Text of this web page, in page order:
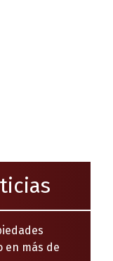
en más de